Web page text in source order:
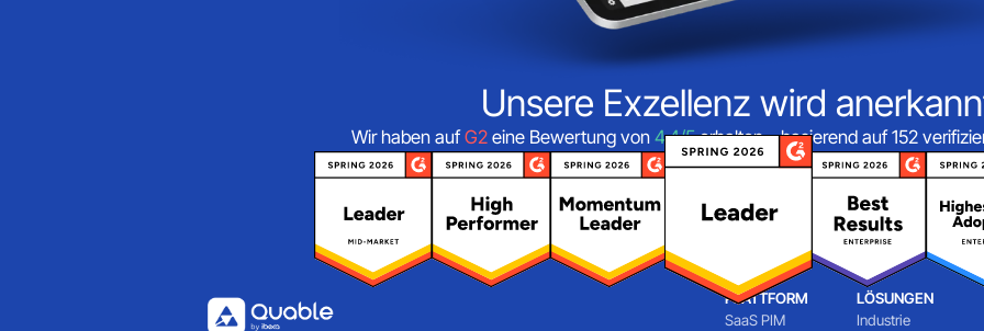
Unsere Exzellenz wird
Wir haben aufG2eine Bewertung von 4,4/5erhalten – basierend auf 152
PLATTFORM
SaaS PIM
LÖSUNGEN
Industrie